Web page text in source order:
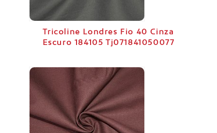
Tricoline Londres Fio 40 Cinza
Escuro 184105 Tj071841050077